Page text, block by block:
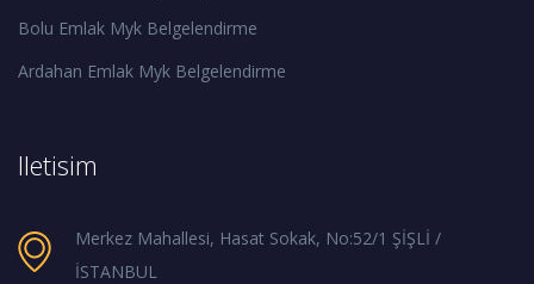
Bolu Emlak Myk Belgelendirme
Ardahan Emlak Myk Belgelendirme
Iletisim
Merkez Mahallesi, Hasat Sokak, No:52/1 ŞİŞLİ /
İSTANBUL